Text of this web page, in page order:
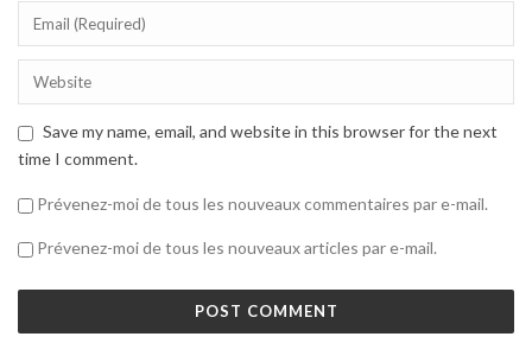
Save my name, email, and website in this browser for the next
time I comment.
Prévenez-moi de tous les nouveaux commentaires par e-mail.
Prévenez-moi de tous les nouveaux articles par e-mail.